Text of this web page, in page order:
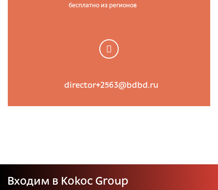
бесплатно из регионов
director+2563@bdbd.ru
Входим в Kokoc Group